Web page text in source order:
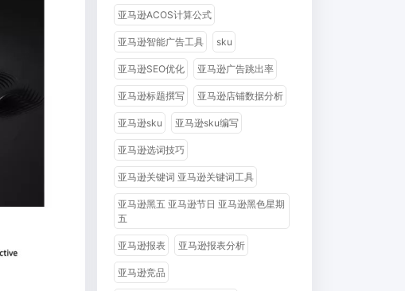
亚马逊ACOS计算公式
亚马逊智能广告工具 sku
亚马逊SEO优化 亚马逊广告跳出率
亚马逊标题撰写 亚马逊店铺数据分析
亚马逊sku 亚马逊sku编写
亚马逊选词技巧
亚马逊关键词 亚马逊关键词工具
亚马逊黑五 亚马逊节日 亚马逊黑色星期
五
亚马逊报表 亚马逊报表分析
亚马逊竞品